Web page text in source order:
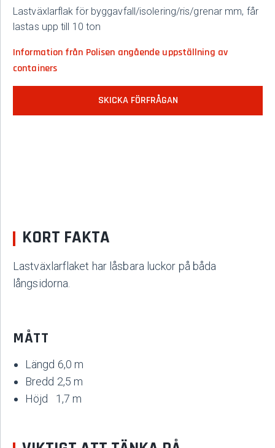
Lastväxlarflak för byggavfall/isolering/ris/grenar mm, får
lastas upp till 10 ton
Information från Polisen angående uppställning av
containers
SKICKA FÖRFRÅGAN
KORT FAKTA
Lastväxlarflaket har låsbara luckor på båda
långsidorna.
MÅTT
Längd 6,0 m
Bredd 2,5 m
Höjd 1,7 m